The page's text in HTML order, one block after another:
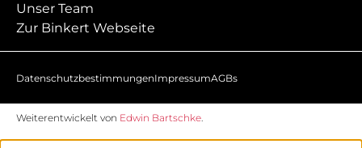
Unser Team
Zur Binkert Webseite
DatenschutzbestimmungenImpressumAGBs
Weiterentwickelt von Edwin Bartschke.